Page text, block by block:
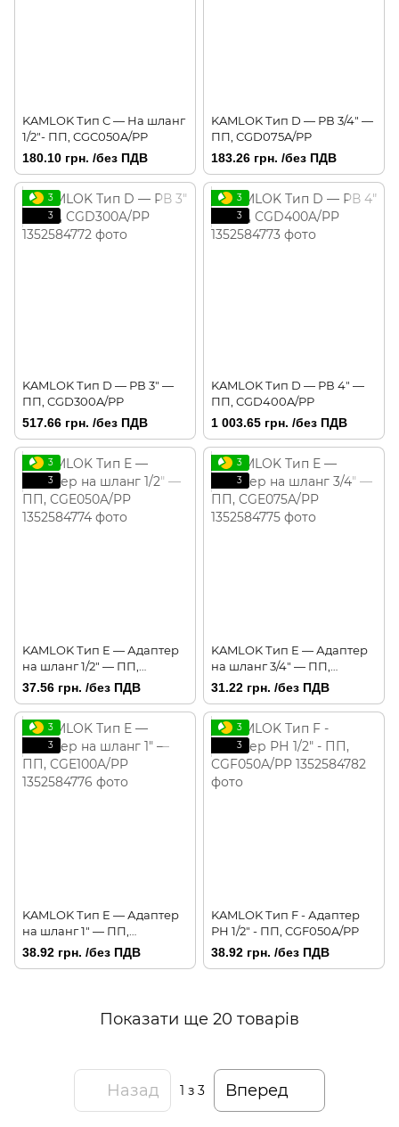
KAMLOK Тип C — На шланг
1/2"- ПП, CGC050A/PP
180.10 грн. /без ПДВ
KAMLOK Тип D — РВ 3/4" —
ПП, CGD075A/PP
183.26 грн. /без ПДВ
3
3
KAMLOK Тип D — РВ 3" —
ПП, CGD300A/PP
517.66 грн. /без ПДВ
3
3
KAMLOK Тип D — РВ 4" —
ПП, CGD400A/PP
1 003.65 грн. /без ПДВ
3
3
KAMLOK Тип E — Адаптер
на шланг 1/2" — ПП,
CGE050A/PP
37.56 грн. /без ПДВ
3
3
KAMLOK Тип E — Адаптер
на шланг 3/4" — ПП,
CGE075A/PP
31.22 грн. /без ПДВ
3
3
KAMLOK Тип E — Адаптер
на шланг 1" — ПП,
CGE100A/PP
38.92 грн. /без ПДВ
3
3
KAMLOK Тип F - Адаптер
РН 1/2" - ПП, CGF050A/PP
38.92 грн. /без ПДВ
Показати ще 20 товарів
Назад 1 з 3 Вперед